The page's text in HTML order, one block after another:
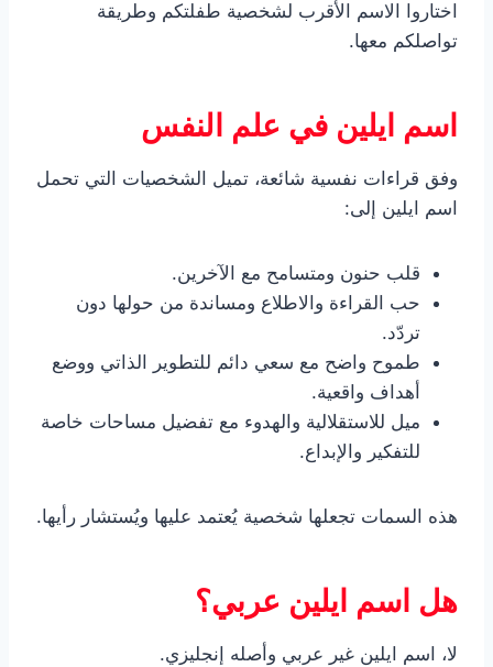
اختاروا الاسم الأقرب لشخصية طفلتكم وطريقة
تواصلكم معها.
اسم ايلين في علم النفس
وفق قراءات نفسية شائعة، تميل الشخصيات التي تحمل
اسم ايلين إلى:
قلب حنون ومتسامح مع الآخرين.
حب القراءة والاطلاع ومساندة من حولها دون
تردّد.
طموح واضح مع سعي دائم للتطوير الذاتي ووضع
أهداف واقعية.
ميل للاستقلالية والهدوء مع تفضيل مساحات خاصة
للتفكير والإبداع.
هذه السمات تجعلها شخصية يُعتمد عليها ويُستشار رأيها.
هل اسم ايلين عربي؟
لا، اسم ايلين غير عربي وأصله إنجليزي.